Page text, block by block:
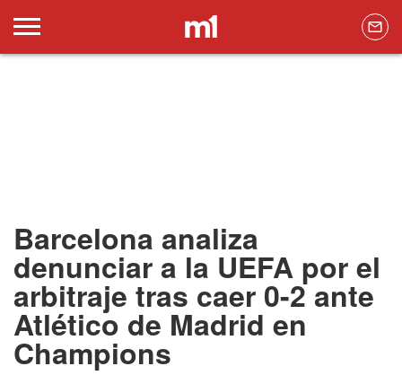
Barcelona analiza
denunciar a la UEFA por el
arbitraje tras caer 0-2 ante
Atlético de Madrid en
Champions